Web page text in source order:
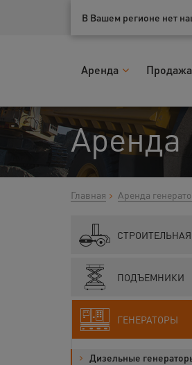
Ваш город:Псков
В Вашем регионе нет
Аренда
Аренда
Главная Аренда
ПОДЪЕМНИКИ
ГЕНЕРАТОРЫ
Дизельные